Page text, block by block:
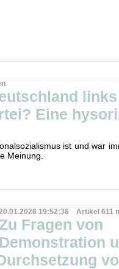
Eine
ist und war
Meinung.
19:52:36 Artikel 611
Zu Fragen von
Demonstration